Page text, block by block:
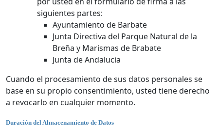
siguientes partes:
Ayuntamiento de Barbate
Junta Directiva del Parque Natural de la
Breña y Marismas de Brabate
Junta de Andalucia
Cuando el procesamiento de sus datos personales se
base en su propio consentimiento, usted tiene derecho
a revocarlo en cualquier momento.
Duración del Almacenamiento de Datos